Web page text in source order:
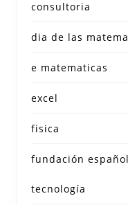
consultoria
dia de las
e matematicas
excel
fisica
fundación
tecnología